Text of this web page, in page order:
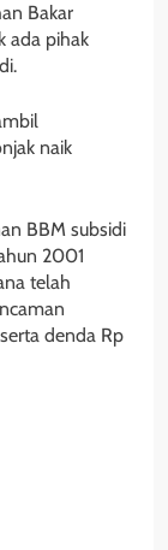
Bakar
ada pihak
naik
BBM subsidi
2001
telah
denda Rp